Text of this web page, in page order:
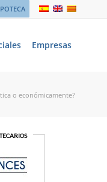
Empresas
o económicamente?